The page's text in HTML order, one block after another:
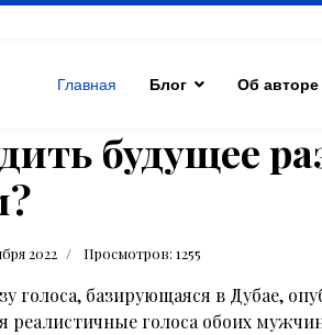
Главная Блог Об авторе
будущее
2022 Просмотров: 1255
голоса, базирующаяся в Дубае,
реалистичные голоса обоих